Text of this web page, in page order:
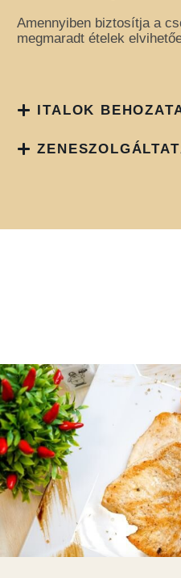
Amennyiben biztosítja a
megmaradt ételek
ITALOK